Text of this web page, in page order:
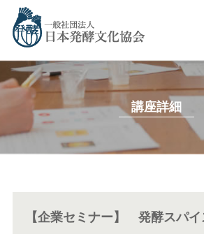
講座詳細
【企業セミナー】 発酵スパ